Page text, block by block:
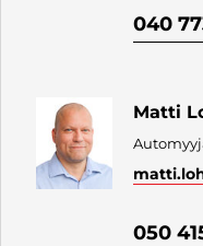
040
Matti
050